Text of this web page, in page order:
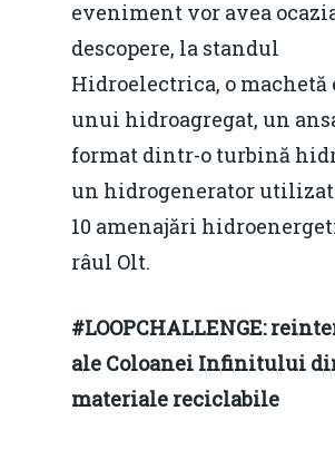
eveniment vor avea
descopere, la standul
Hidroelectrica, o machetă
unui hidroagregat, un
format dintr-o turbină
un hidrogenerator utilizat
10 amenajări
râul Olt.
#LOOPCHALLENGE:
ale Coloanei Infinitului
materiale reciclabile